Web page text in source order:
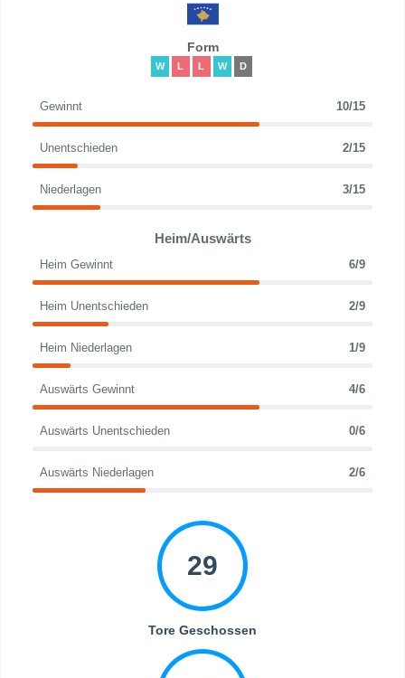
Form
W L L W D
Gewinnt 10/15
Unentschieden 2/15
Niederlagen 3/15
Heim/Auswärts
Heim Gewinnt 6/9
Heim Unentschieden 2/9
Heim Niederlagen 1/9
Auswärts Gewinnt 4/6
Auswärts Unentschieden 0/6
Auswärts Niederlagen 2/6
29
Tore Geschossen